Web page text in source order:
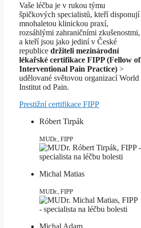
Vaše léčba je v rukou týmu
špičkových specialistů, kteří disponují
mnohaletou klinickou praxí,
rozsáhlými zahraničními zkušenostmi,
a kteří jsou jako jediní v České
republice držiteli mezinárodní
lékařské certifikace FIPP (Fellow of
Interventional Pain Practice) >
udělované světovou organizací World
Institut od Pain.
Prestižní certifikace FIPP
Róbert Tirpák
MUDr., FIPP
Michal Matias
MUDr., FIPP